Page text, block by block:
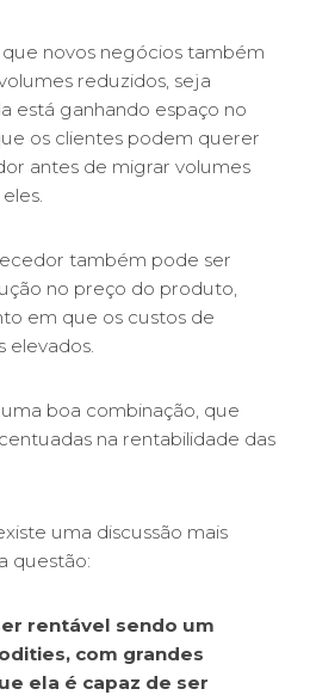
novos negócios também
reduzidos, seja
está ganhando espaço no
os clientes podem querer
antes de migrar volumes
também pode ser
no preço do produto,
em que os custos de
elevados.
boa combinação, que
na rentabilidade das
uma discussão mais
questão:
rentável sendo um
com grandes
ela é capaz de ser